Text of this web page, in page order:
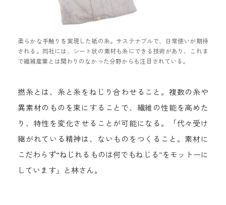
柔らかな手触りを実現した紙の糸。サステナブルで、日常使いが期待
される。同社には、シート状の素材も糸にできる技術があり、これま
で繊維産業とは関わりのなかった分野からも注目されている。
撚糸とは、糸と糸をねじり合わせること。複数の糸や
異素材のものを束にすることで、繊維の性能を高めた
り、特性を変化させることが可能になる。「代々受け
継がれている精神は、ないものをつくること。素材に
こだわらず“ねじれるものは何でもねじる”をモットーに
しています」と林さん。